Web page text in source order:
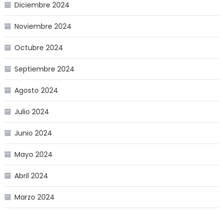
Diciembre 2024
Noviembre 2024
Octubre 2024
Septiembre 2024
Agosto 2024
Julio 2024
Junio 2024
Mayo 2024
Abril 2024
Marzo 2024